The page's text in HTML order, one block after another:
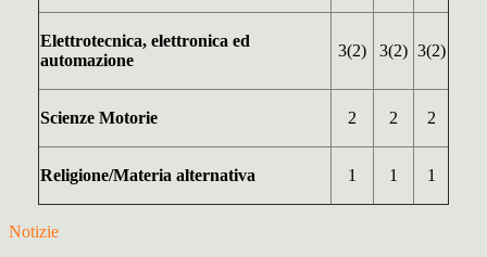
Elettrotecnica, elettronica ed
automazione
3(2) 3(2) 3(2)
Scienze Motorie 2 2 2
Religione/Materia alternativa 1 1 1
Notizie